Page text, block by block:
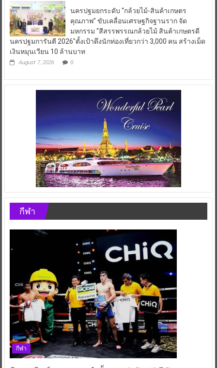
นครปฐมยกระดับ “กล้วยไม้-สินค้าเกษตร
คุณภาพ” ขับเคลื่อนเศรษฐกิจฐานราก จัด
มหกรรม “สีสรรพรรณกล้วยไม้ สินค้าเกษตรดี
นครปฐมการันตี 2026″ตั้งเป้าดึงนักท่องเที่ยวกว่า 3,000 คน สร้างเม็ด
เงินหมุนเวียน 10 ล้านบาท
August 7, 2026 0
กีฬา
กีฬา